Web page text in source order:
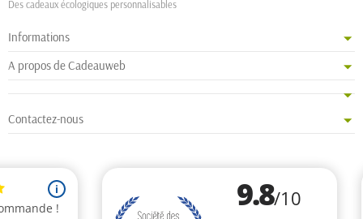
Des cadeaux écologiques personnalisables
Informations
A propos de Cadeauweb
Contactez-nous